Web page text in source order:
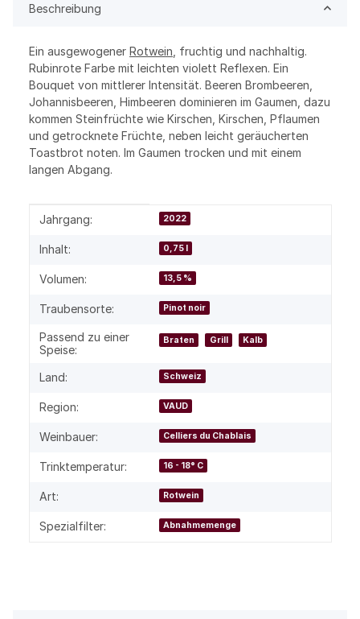
Beschreibung
Ein ausgewogener Rotwein , fruchtig und nachhaltig.
Rubinrote Farbe mit leichten violett Reflexen. Ein
Bouquet von mittlerer Intensität. Beeren Brombeeren,
Johannisbeeren, Himbeeren dominieren im Gaumen, dazu
kommen Steinfrüchte wie Kirschen, Kirschen, Pflaumen
und getrocknete Früchte, neben leicht geräucherten
Toastbrot noten. Im Gaumen trocken und mit einem
langen Abgang.
Produkteigenschaft
Wert
Jahrgang: 2022
Inhalt: 0,75 l
Volumen: 13,5 %
Traubensorte: Pinot noir
Passend zu einer
Speise:
Braten Grill Kalb
Land: Schweiz
Region: VAUD
Weinbauer: Celliers du Chablais
Trinktemperatur: 16 - 18° C
Art: Rotwein
Spezialfilter: Abnahmemenge